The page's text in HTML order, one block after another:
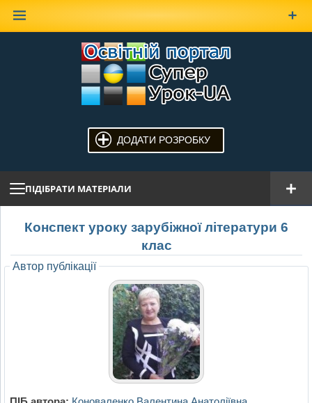
ДОДАТИ РОЗРОБКУ
ПІДІБРАТИ МАТЕРІАЛИ
Конспект уроку зарубіжної літератури 6
клас
Автор публікації